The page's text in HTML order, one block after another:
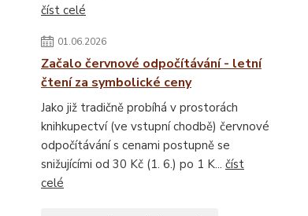
číst celé
01.06.2026
Začalo červnové odpočítávání - letní
čtení za symbolické ceny
Jako již tradičně probíhá v prostorách
knihkupectví (ve vstupní chodbě) červnové
odpočítávání s cenami postupně se
snižujícími od 30 Kč (1. 6.) po 1 K... číst
celé